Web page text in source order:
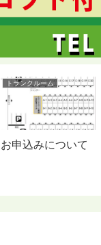
トランクルーム
お申込みについて